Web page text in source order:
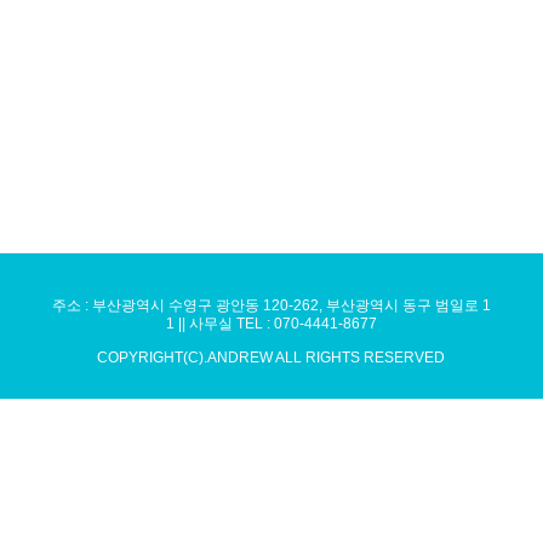
주소 : 부산광역시 수영구 광안동 120-262, 부산광역시 동구 범일로 1
1 || 사무실 TEL : 070-4441-8677
COPYRIGHT(C).ANDREW ALL RIGHTS RESERVED